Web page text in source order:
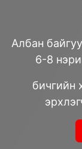
Албан
6-8
бичгийн